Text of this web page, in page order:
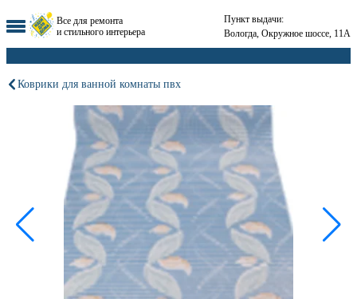
Все для ремонта
и стильного интерьера
Пункт выдачи:
Вологда, Окружное шоссе, 11А
Коврики для ванной комнаты пвх